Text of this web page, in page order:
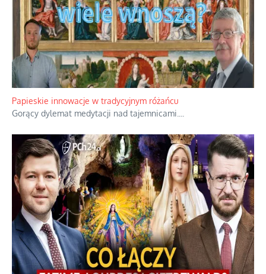
Papieskie innowacje w tradycyjnym różańcu
Gorący dylemat medytacji nad tajemnicami.